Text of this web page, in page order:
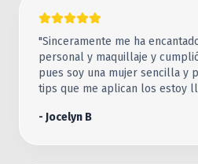
"Sinceramente me ha
personal y maquillaje y
pues soy una mujer sencilla y
tips que me aplican los estoy
- Jocelyn B